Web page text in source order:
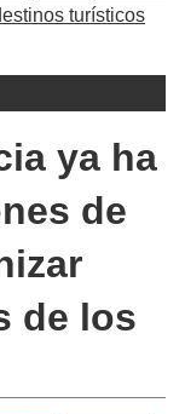
turísticos
ya ha
de
de los